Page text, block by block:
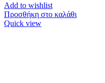
Add to wishlist
Προσθήκη στο καλάθι
Quick view